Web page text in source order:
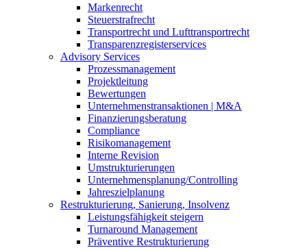
Markenrecht
Steuerstrafrecht
Transportrecht und Lufttransportrecht
Transparenzregisterservices
Advisory Services
Prozessmanagement
Projektleitung
Bewertungen
Unternehmenstransaktionen | M&A
Finanzierungsberatung
Compliance
Risikomanagement
Interne Revision
Umstrukturierungen
Unternehmensplanung/Controlling
Jahreszielplanung
Restrukturierung, Sanierung, Insolvenz
Leistungsfähigkeit steigern
Turnaround Management
Präventive Restrukturierung